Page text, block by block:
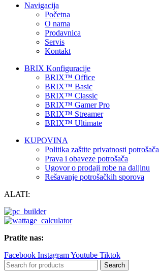
Navigacija
Početna
O nama
Prodavnica
Servis
Kontakt
BRIX Konfiguracije
BRIX™ Office
BRIX™ Basic
BRIX™ Classic
BRIX™ Gamer Pro
BRIX™ Streamer
BRIX™ Ultimate
KUPOVINA
Politika zaštite privatnosti potrošača
Prava i obaveze potrošača
Ugovor o prodaji robe na daljinu
Rešavanje potrošačkih sporova
ALATI:
Pratite nas:
Facebook InstagramYoutube Tiktok
Search